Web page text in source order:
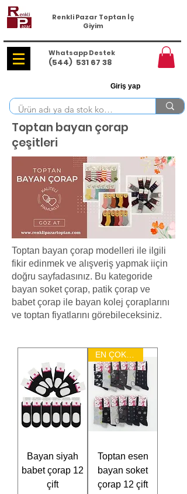
Renkli Pazar Toptan İç
Giyim
Whatsapp Destek
(544) 531 67 38
Giriş yap
Toptan bayan çorap
çeşitleri
Toptan bayan çorap modelleri ile ilgili
fikir edinmek ve alışveriş yapmak iiçin
doğru sayfadasınız. Bu kategoride
bayan soket çorap, patik çorap ve
babet çorap ile bayan kolej çoraplarını
ve toptan fiyatlarını görebileceksiniz.
Bayan siyah
babet çorap 12
çift
Toptan esen
bayan soket
çorap 12 çift